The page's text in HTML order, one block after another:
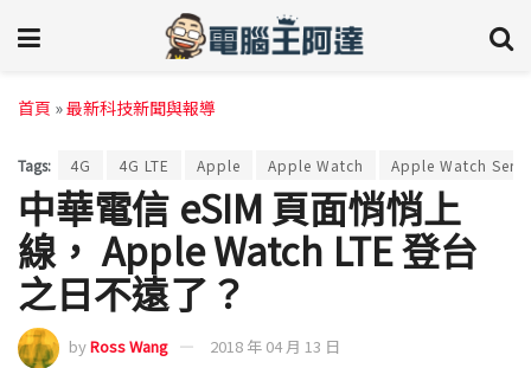
首頁 »最新科技新聞與報導
Tags: 4G 4G LTE Apple Apple Watch Apple Watch
中華電信 eSIM 頁面悄悄上
線， Apple Watch LTE 登台
之日不遠了？
byRoss Wang 2018 年 04 月 13 日